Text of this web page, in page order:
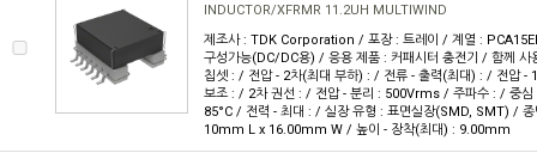
INDUCTOR/XFRMR 11.2UH MULTIWIND
제조사 : TDK Corporation / 포장 : 트레이 / 계열 :
구성가능(DC/DC용) / 응용 제품 : 커패시터 충전기 / 함께
칩셋 : / 전압 - 2차(최대 부하) : / 전류 - 출력(최대) : / 전압 -
보조 : / 2차 권선 : / 전압 - 분리 : 500Vrms / 주파수 : / 중심
85°C / 전력 - 최대 : / 실장 유형 : 표면실장(SMD, SMT) /
10mm L x 16.00mm W / 높이 - 장착(최대) : 9.00mm